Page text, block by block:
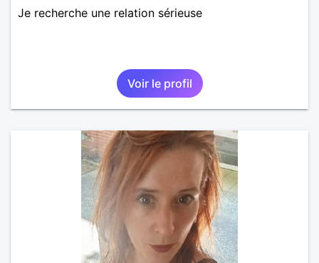
Je recherche une relation sérieuse
Voir le profil